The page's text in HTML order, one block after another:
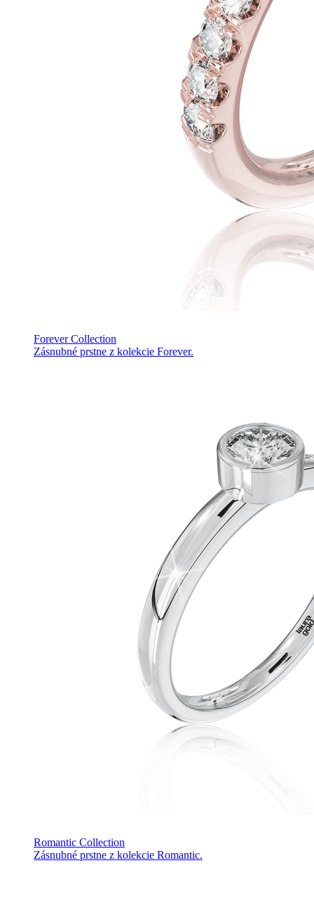
Forever Collection
Zásnubné prstne z kolekcie Forever.
Romantic Collection
Zásnubné prstne z kolekcie Romantic.